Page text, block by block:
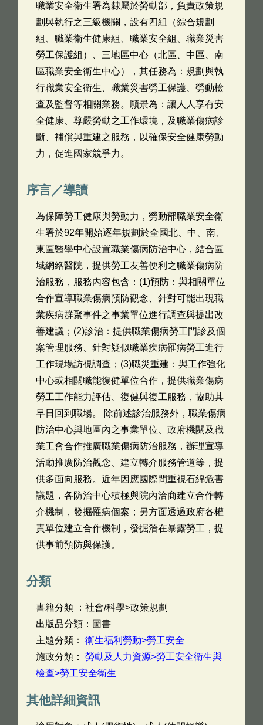
職業安全衛生署為隸屬於勞動部，負責政策規
劃與執行之三級機關，設有四組（綜合規劃
組、職業衛生健康組、職業安全組、職業災害
勞工保護組）、三地區中心（北區、中區、南
區職業安全衛生中心），其任務為：規劃與執
行職業安全衛生、職業災害勞工保護、勞動檢
查及監督等相關業務。願景為：讓人人享有安
全健康、尊嚴勞動之工作環境，及職業傷病診
斷、補償與重建之服務，以確保安全健康勞動
力，促進國家競爭力。
序言／導讀
為保障勞工健康與勞動力，勞動部職業安全衛
生署於92年開始逐年規劃於全國北、中、南、
東區醫學中心設置職業傷病防治中心，結合區
域網絡醫院，提供勞工友善便利之職業傷病防
治服務，服務內容包含：(1)預防：與相關單位
合作宣導職業傷病預防觀念、針對可能出現職
業疾病群聚事件之事業單位進行調查與提出改
善建議；(2)診治：提供職業傷病勞工門診及個
案管理服務、針對疑似職業疾病罹病勞工進行
工作現場訪視調查；(3)職災重建：與工作強化
中心或相關職能復健單位合作，提供職業傷病
勞工工作能力評估、復健與復工服務，協助其
早日回到職場。 除前述診治服務外，職業傷病
防治中心與地區內之事業單位、政府機關及職
業工會合作推廣職業傷病防治服務，辦理宣導
活動推廣防治觀念、建立轉介服務管道等，提
供多面向服務。近年因應國際間重視石綿危害
議題，各防治中心積極與院內洽商建立合作轉
介機制，發掘罹病個案；另方面透過政府各權
責單位建立合作機制，發掘潛在暴露勞工，提
供事前預防與保護。
分類
書籍分類 ：社會/科學>政策規劃
出版品分類：圖書
主題分類： 衛生福利勞動>勞工安全
施政分類： 勞動及人力資源>勞工安全衛生與
檢查>勞工安全衛生
其他詳細資訊